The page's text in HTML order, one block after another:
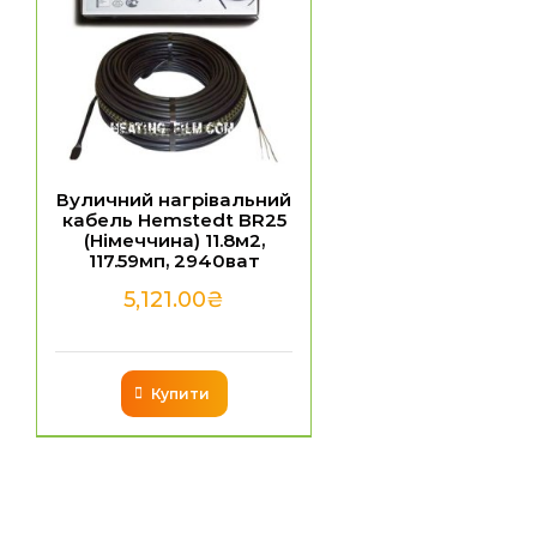
Вуличний нагрівальний
кабель Hemstedt BR25
(Німеччина) 11.8м2,
117.59мп, 2940ват
5,121.00₴
Купити